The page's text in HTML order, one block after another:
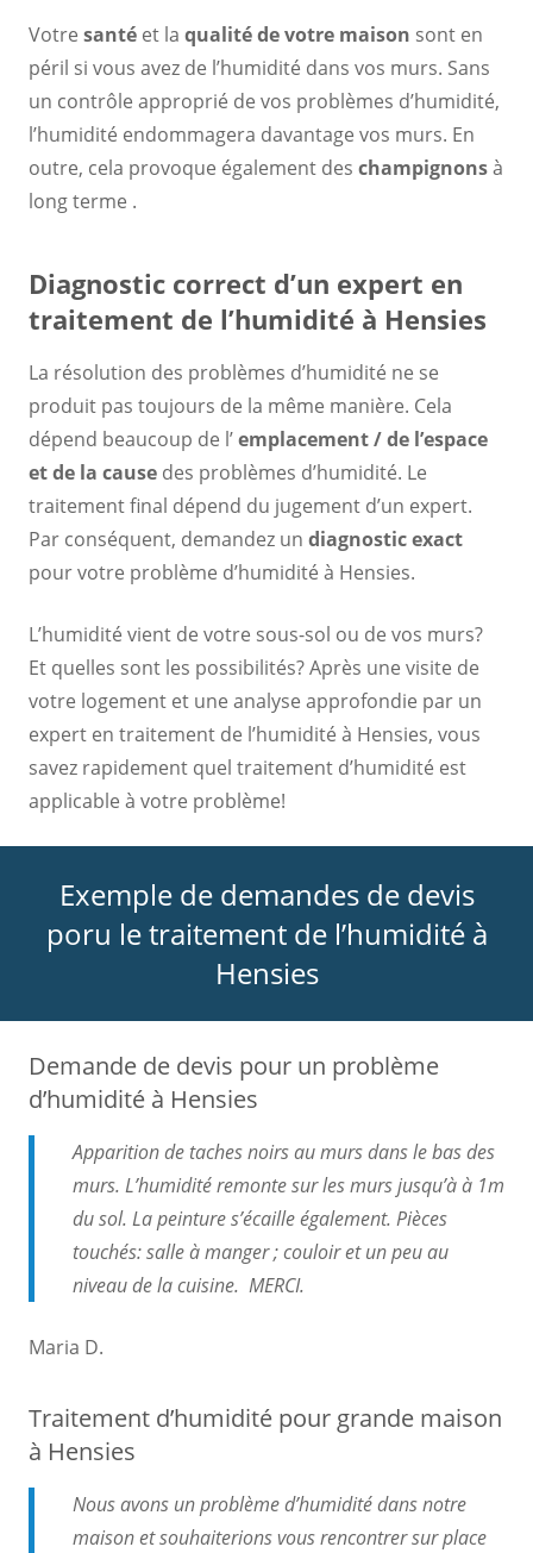
Votre santé et la qualité de votre maison sont en
péril si vous avez de l’humidité dans vos murs. Sans
un contrôle approprié de vos problèmes d’humidité,
l’humidité endommagera davantage vos murs. En
outre, cela provoque également des champignonsà
long terme .
Diagnostic correct d’un expert en
traitement de l’humidité à Hensies
La résolution des problèmes d’humidité ne se
produit pas toujours de la même manière. Cela
dépend beaucoup de l’emplacement / de l’espace
et de la cause des problèmes d’humidité. Le
traitement final dépend du jugement d’un expert.
Par conséquent, demandez un diagnostic exact
pour votre problème d’humidité à Hensies.
L’humidité vient de votre sous-sol ou de vos murs?
Et quelles sont les possibilités? Après une visite de
votre logement et une analyse approfondie par un
expert en traitement de l’humidité à Hensies, vous
savez rapidement quel traitement d’humidité est
applicable à votre problème!
Exemple de demandes de devis
poru le traitement de l’humidité à
Hensies
Demande de devis pour un problème
d’humidité à Hensies
Apparition de taches noirs au murs dans le bas des
murs. L’humidité remonte sur les murs jusqu’à à 1m
du sol. La peinture s’écaille également. Pièces
touchés: salle à manger ; couloir et un peu au
niveau de la cuisine. MERCI.
Maria D.
Traitement d’humidité pour grande maison
à Hensies
Nous avons un problème d’humidité dans notre
maison et souhaiterions vous rencontrer sur place